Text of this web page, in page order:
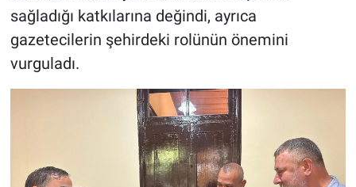
sağladığı katkılarına değindi, ayrıca
gazetecilerin şehirdeki rolünün önemini
vurguladı.